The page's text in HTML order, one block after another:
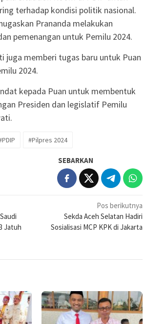
terhadap kondisi politik nasional.
Prananda melakukan
pemenangan untuk Pemilu 2024.
juga memberi tugas baru untuk Puan
2024.
kepada Puan untuk membentuk
Presiden dan legislatif Pemilu
#Pilpres 2024
SEBARKAN
Jatuh
Pos berikutnya
Sekda Aceh Selatan Hadiri
Sosialisasi MCP KPK di Jakarta